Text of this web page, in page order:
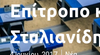
Επίτροπο